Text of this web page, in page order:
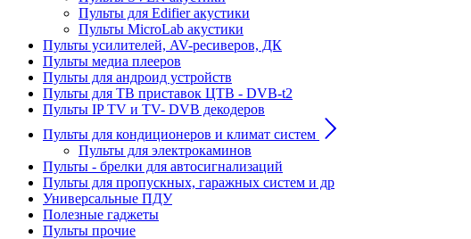
Пульты для Edifier акустики
Пульты MicroLab акустики
Пульты усилителей, AV-ресиверов, ДК
Пульты медиа плееров
Пульты для андроид устройств
Пульты для ТВ приставок ЦТВ - DVB-t2
Пульты IP TV и TV- DVB декодеров
Пульты для кондиционеров и климат систем
Пульты для электрокаминов
Пульты - брелки для автосигнализаций
Пульты для пропускных, гаражных систем и др
Универсальные ПДУ
Полезные гаджеты
Пульты прочие